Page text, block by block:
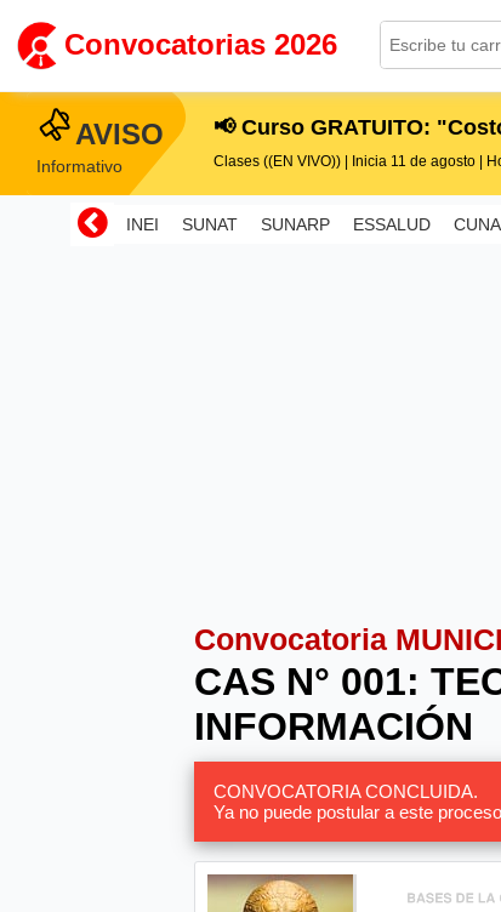
Convocatorias 2026
AVISO
Informativo
📢 Curso GRATUITO:
Clases ((EN VIVO)) | Inicia 11 de agosto |
INEI SUNAT SUNARP ESSALUD
Convocatoria
CAS N° 001:
INFORMACIÓN
CONVOCATORIA CONCLUIDA.
Ya no puede postular a este